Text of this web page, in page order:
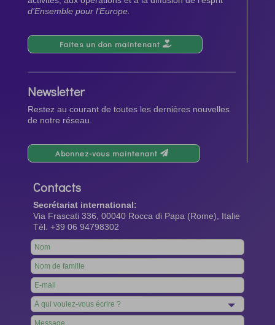
d’Ensemble pour l’Europe.
Faites un don maintenant
Newsletter
Restez au courant de toutes les dernières nouvelles
de notre réseau.
Abonnez-vous maintenant
Contacts
Secrétariat international:
Via Frascati 336, 00040 Rocca di Papa (Rome), Italie
Tél. +39 06 94798302
Leave
this
field
blank